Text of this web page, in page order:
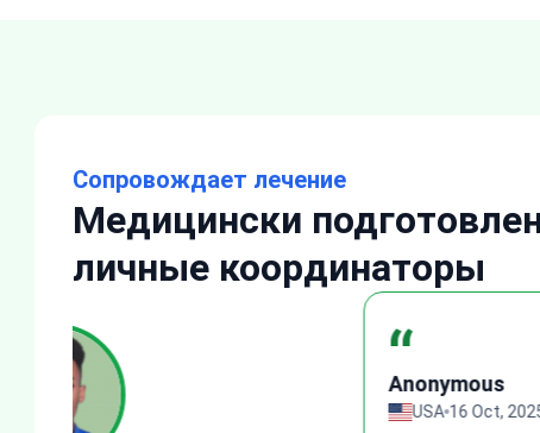
Сопровождает лечение
Медицински
личные координаторы
“
UK